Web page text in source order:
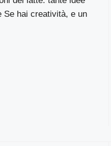
Se hai creatività, e un